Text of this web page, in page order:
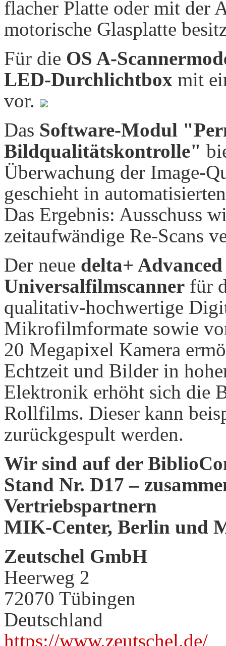
flacher Platte oder mit der
motorische Glasplatte
Für die OS A-
LED-Durchlichtbox mit
vor.
Das Software-Modul
Bildqualitätskontrolle"
Überwachung der Image-
geschieht in
Das Ergebnis: Ausschuss
zeitaufwändige Re-Scans
Der neue delta+
Universalfilmscanner für
qualitativ-hochwertige
Mikrofilmformate sowie
20 Megapixel Kamera
Echtzeit und Bilder in
Elektronik erhöht sich die
Rollfilms. Dieser kann
zurückgespult werden.
Wir sind auf der
Stand Nr. D17 –
Vertriebspartnern
MIK-Center, Berlin und
Zeutschel GmbH
Heerweg 2
72070 Tübingen
Deutschland
https://www.zeutschel.de/